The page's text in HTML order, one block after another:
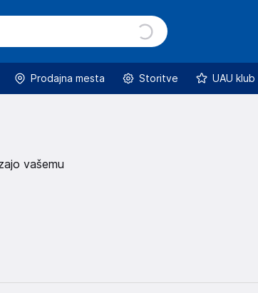
Prodajna mesta Storitve UAU klub
vašemu